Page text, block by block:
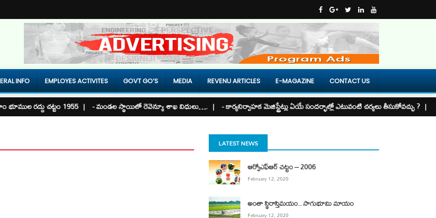
INFO EMPLOYES ACTIVITES GOVT GO’S MEDIA REVENU ARTICLES E-MAGAZINE CONTACT US
భూముల ర‌ద్దు చ‌ట్టం 1955 | - మండల స్థాయిలో రెవెన్యూ శాఖ విధులు…. | - కార్యనిర్వాహక మెజిస్ట్రేట్లు ఏయే సందర్భాల్లో ఎటువంటి చర్యలు తీసుకోవచ్చు ? |
LATEST NEWS
ఆర్వోఎఫ్ఆర్ చ‌ట్టం – 2006
February 12, 2020
అంతా స్థిరాస్తిమయం.. సాగుభూమి మాయం
February 12, 2020